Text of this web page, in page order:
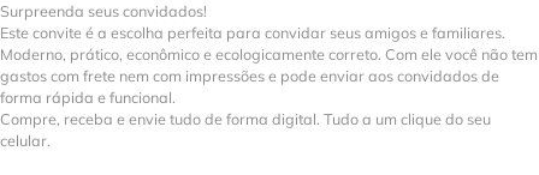
Surpreenda seus convidados!
Este convite é a escolha perfeita para convidar seus amigos e familiares.
Moderno, prático, econômico e ecologicamente correto. Com ele você não tem
gastos com frete nem com impressões e pode enviar aos convidados de
forma rápida e funcional.
Compre, receba e envie tudo de forma digital. Tudo a um clique do seu
celular.